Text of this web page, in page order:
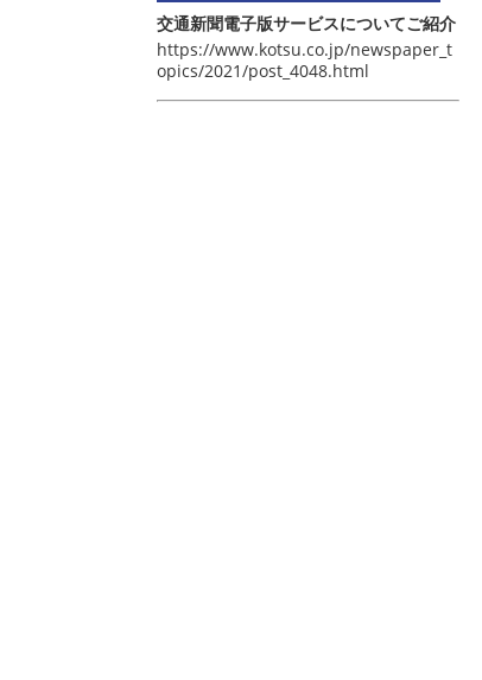
交通新聞電子版サービスについてご紹介
https://www.kotsu.co.jp/newspaper_t
opics/2021/post_4048.html